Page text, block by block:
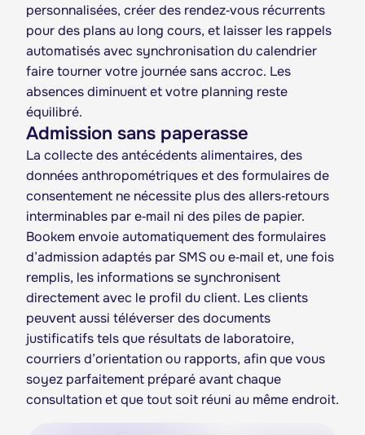
personnalisées, créer des rendez‑vous récurrents
pour des plans au long cours, et laisser les rappels
automatisés avec synchronisation du calendrier
faire tourner votre journée sans accroc. Les
absences diminuent et votre planning reste
équilibré.
Admission sans paperasse
La collecte des antécédents alimentaires, des
données anthropométriques et des formulaires de
consentement ne nécessite plus des allers‑retours
interminables par e‑mail ni des piles de papier.
Bookem envoie automatiquement des formulaires
d’admission adaptés par SMS ou e‑mail et, une fois
remplis, les informations se synchronisent
directement avec le profil du client. Les clients
peuvent aussi téléverser des documents
justificatifs tels que résultats de laboratoire,
courriers d’orientation ou rapports, afin que vous
soyez parfaitement préparé avant chaque
consultation et que tout soit réuni au même endroit.